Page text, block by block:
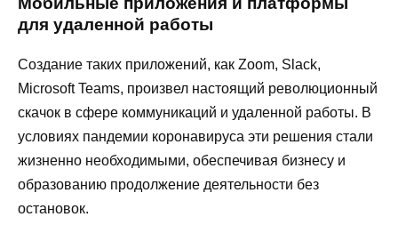
для удаленной работы
Создание таких приложений, как Zoom, Slack,
Microsoft Teams, произвел настоящий революционный
скачок в сфере коммуникаций и удаленной работы. В
условиях пандемии коронавируса эти решения стали
жизненно необходимыми, обеспечивая бизнесу и
образованию продолжение деятельности без
остановок.